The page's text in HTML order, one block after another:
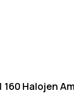
160 Halojen